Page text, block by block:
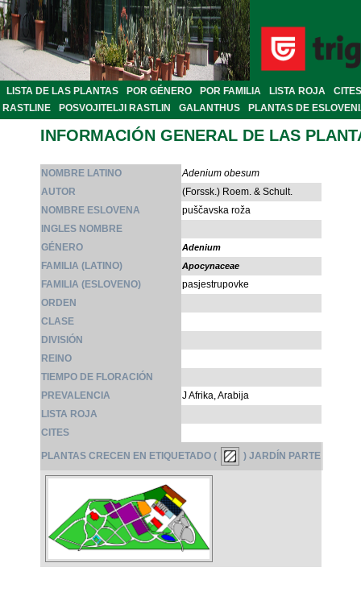
LISTA DE LAS PLANTAS POR GÉNERO POR FAMILIA LISTA ROJA
CITES
RASTLINE
POSVOJITELJI RASTLIN GALANTHUS PLANTAS DE
INFORMACIÓN GENERAL DE LAS
NOMBRE LATINO
Adenium obesum
AUTOR
(Forssk.) Roem. & Schult.
NOMBRE ESLOVENA
puščavska roža
INGLES NOMBRE
GÉNERO
Adenium
FAMILIA (LATINO) Apocynaceae
FAMILIA (ESLOVENO)
pasjestrupovke
ORDEN
CLASE
DIVISIÓN
REINO
TIEMPO DE FLORACIÓN
PREVALENCIA
J Afrika, Arabija
LISTA ROJA
CITES
PLANTAS CRECEN EN ETIQUETADO ( ) JARDÍN PARTE